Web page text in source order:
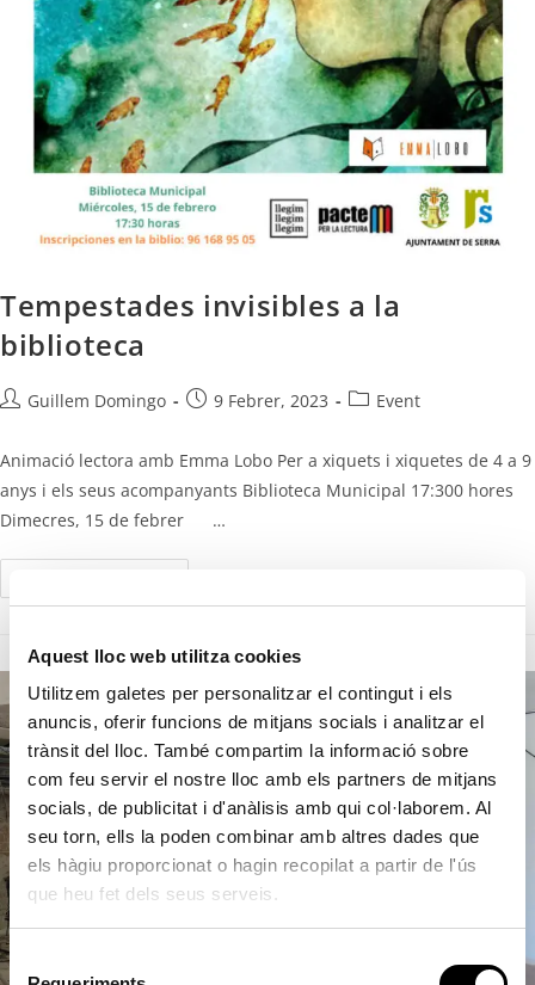
Aquest lloc web utilitza cookies
Utilitzem galetes per personalitzar el contingut i els
anuncis, oferir funcions de mitjans socials i analitzar el
trànsit del lloc. També compartim la informació sobre
com feu servir el nostre lloc amb els partners de mitjans
socials, de publicitat i d'anàlisis amb qui col·laborem. Al
seu torn, ells la poden combinar amb altres dades que
els hàgiu proporcionat o hagin recopilat a partir de l'ús
que heu fet dels seus serveis.
S
Tempestades invisibles a la
biblioteca
Guillem Domingo 9 Febrer, 2023 Event
Animació lectora amb Emma Lobo Per a xiquets i xiquetes de 4 a 9
anys i els seus acompanyants Biblioteca Municipal 17:300 hores
Dimecres, 15 de febrer …